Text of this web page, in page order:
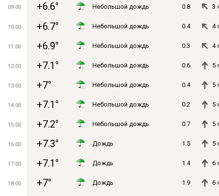
09:00 +6.6° Небольшой дождь 0.8 3
10:00 +6.7° Небольшой дождь 0.4 4
11:00 +6.9° Небольшой дождь 0.3 4
12:00 +7.1° Небольшой дождь 0.6 5
13:00 +7° Небольшой дождь 0.4 5
14:00 +7.1° Небольшой дождь 0.2 5
15:00 +7.2° Небольшой дождь 0.7 5
16:00 +7.3° Дождь 1.5 5
17:00 +7.1° Дождь 1.4 6
18:00 +7° Дождь 1.9 6